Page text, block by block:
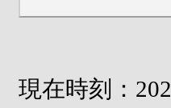
現在時刻：